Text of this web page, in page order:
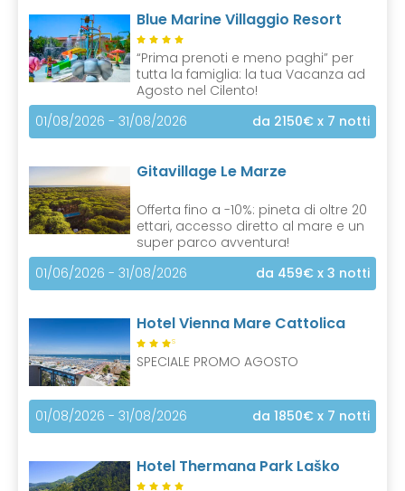
Blue Marine Villaggio Resort
“Prima prenoti e meno paghi” per
tutta la famiglia: la tua Vacanza ad
Agosto nel Cilento!
01/08/2026 - 31/08/2026
da 2150€ x 7 notti
Gitavillage Le Marze
Offerta fino a -10%: pineta di oltre 20
ettari, accesso diretto al mare e un
super parco avventura!
01/06/2026 - 31/08/2026
da 459€ x 3 notti
Hotel Vienna Mare Cattolica
S
SPECIALE PROMO AGOSTO
01/08/2026 - 31/08/2026 da 1850€ x 7 notti
Hotel Thermana Park Laško